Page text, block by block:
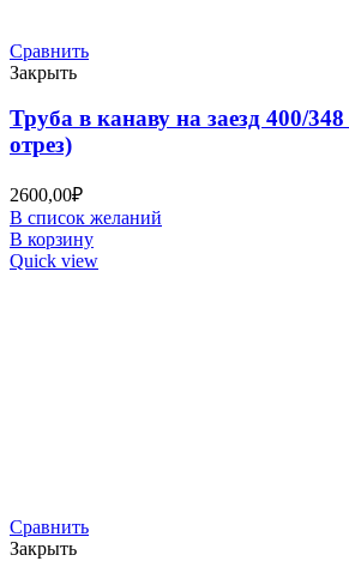
Сравнить
Закрыть
Труба в канаву на заезд 400/
отрез)
2600,00₽
В список желаний
В корзину
Quick view
Сравнить
Закрыть